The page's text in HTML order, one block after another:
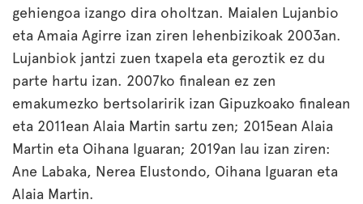
gehiengoa izango dira oholtzan. Maialen Lujanbio
eta Amaia Agirre izan ziren lehenbizikoak 2003an.
Lujanbiok jantzi zuen txapela eta geroztik ez du
parte hartu izan. 2007ko finalean ez zen
emakumezko bertsolaririk izan Gipuzkoako finalean
eta 2011ean Alaia Martin sartu zen; 2015ean Alaia
Martin eta Oihana Iguaran; 2019an lau izan ziren:
Ane Labaka, Nerea Elustondo, Oihana Iguaran eta
Alaia Martin.